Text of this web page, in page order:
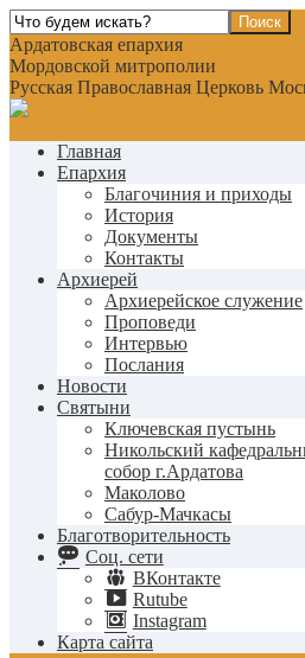
Ардатовская епархия
Мордовской митрополии
Русская Православная Церковь
Главная
Епархия
Благочиния и приходы
История
Документы
Контакты
Архиерей
Архиерейское служение
Проповеди
Интервью
Послания
Новости
Святыни
Ключевская пустынь
Никольский
собор г.Ардатова
Маколово
Сабур-Мачкасы
Благотворительность
Соц. сети
ВКонтакте
Rutube
Instagram
Карта сайта